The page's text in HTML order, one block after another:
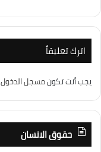
اترك تعليقاً
يجب أنت تكونمسجل الدخول
حقوق الانسان